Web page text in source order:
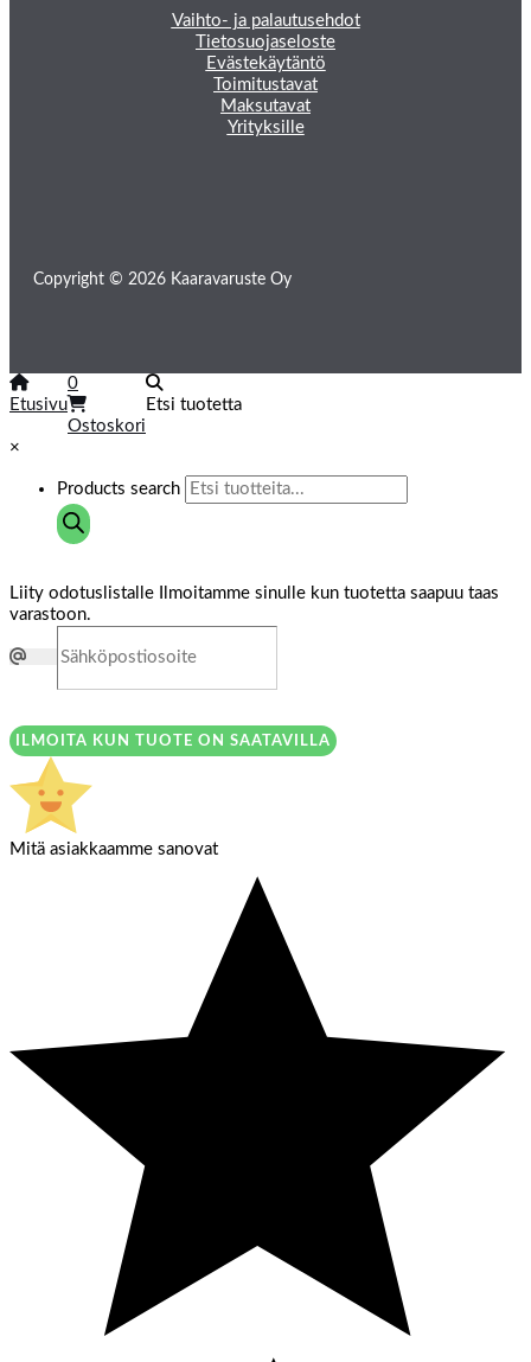
Vaihto- ja palautusehdot
Tietosuojaseloste
Evästekäytäntö
Toimitustavat
Maksutavat
Yrityksille
Copyright © 2026 Kaaravaruste Oy
Etusivu
0
Ostoskori
Etsi tuotetta
×
Products search
Liity odotuslistalle
Ilmoitamme sinulle kun tuotetta saapuu taas
varastoon.
ILMOITA KUN TUOTE ON SAATAVILLA
Mitä asiakkaamme sanovat